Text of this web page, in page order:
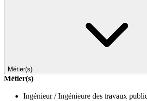
Métier(s)
Métier(s)
Ingénieur / Ingénieure des travaux